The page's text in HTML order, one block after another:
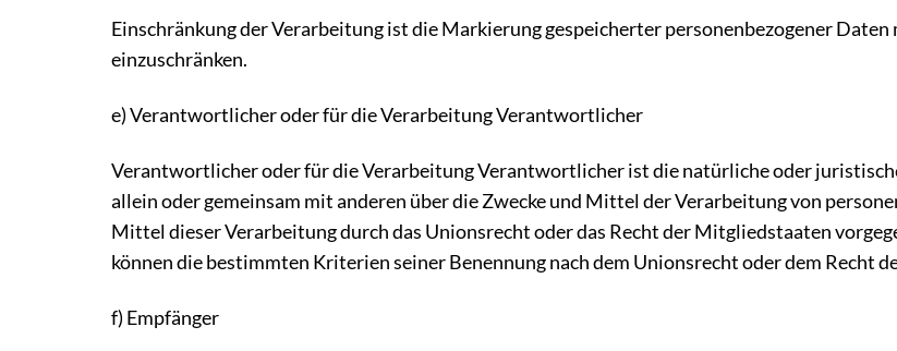
Einschränkung der Verarbeitung ist die Markierung gespeicherter personenbezogener
einzuschränken.
e) Verantwortlicher oder für die Verarbeitung Verantwortlicher
Verantwortlicher oder für die Verarbeitung Verantwortlicher ist die natürliche oder
allein oder gemeinsam mit anderen über die Zwecke und Mittel der Verarbeitung von
Mittel dieser Verarbeitung durch das Unionsrecht oder das Recht der Mitgliedstaaten
können die bestimmten Kriterien seiner Benennung nach dem Unionsrecht oder dem Recht
f) Empfänger